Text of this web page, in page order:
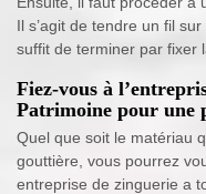
Il s’agit de tendre un fil
suffit de terminer par fixer
Fiez-vous à
Patrimoine pour une
Quel que soit le matériau
gouttière, vous pourrez
entreprise de zinguerie a